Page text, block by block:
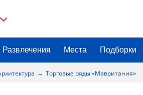
Развлечения Места Подборки
Торговые ряды «Мавритания»